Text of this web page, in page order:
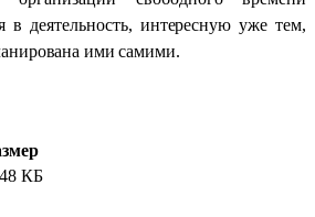
в деятельность, интересную уже тем,
ими самими.
КБ